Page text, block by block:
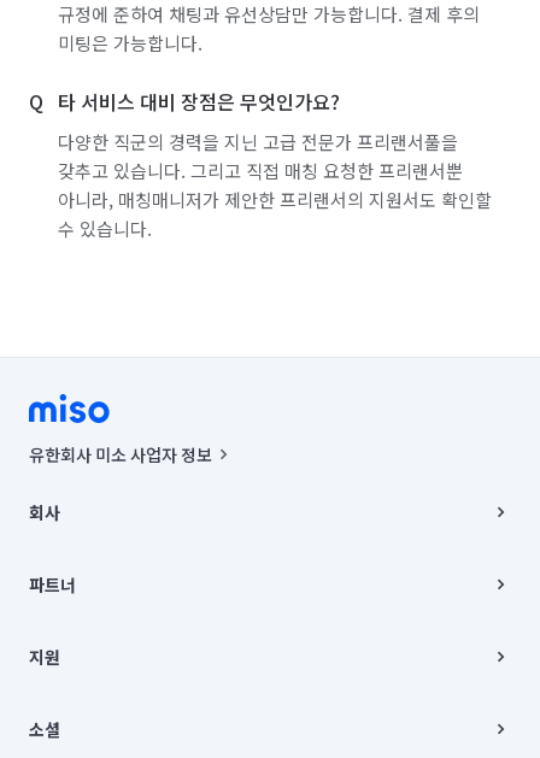
규정에 준하여 채팅과 유선상담만 가능합니다. 결제 후의
미팅은 가능합니다.
타 서비스 대비 장점은 무엇인가요?
다양한 직군의 경력을 지닌 고급 전문가 프리랜서풀을
갖추고 있습니다. 그리고 직접 매칭 요청한 프리랜서뿐
아니라, 매칭매니저가 제안한 프리랜서의 지원서도 확인할
수 있습니다.
유한회사 미소 사업자 정보
00019 |
주소 | 본사: 서울특별시 종로구 율곡로 6(중학동, 트윈트리빌딩) B동 5층
컨택센터 : 서울특별시 종로구 수송동 율곡로 24, 7층, 8층 미소
상품, 상품정보, 거래에 관한 의무와 책임은 거래당사자에게 있습니다.
언론 보도 관련 문의:
© 유한회사 미소. Miso, Inc. All Rights Reserved.
회사
채용
파트너
이사
지원
이용약관
소셜